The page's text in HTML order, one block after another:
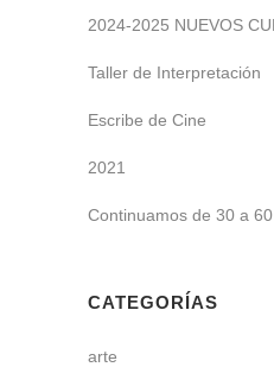
2024-2025 NUEVOS
Taller de Interpretación
Escribe de Cine
2021
Continuamos de 30 a 60
CATEGORÍAS
arte